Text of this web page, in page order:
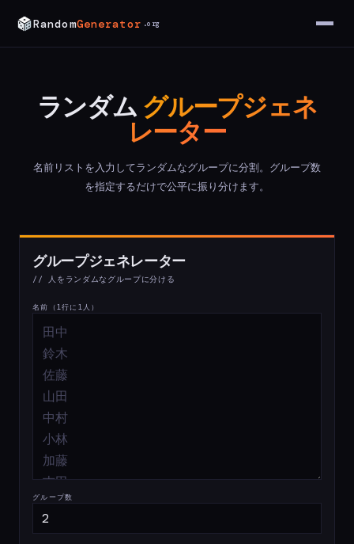
RandomGenerator .org
ランダム グループジェネ
レーター
名前リストを入力してランダムなグループに分割。グループ数
を指定するだけで公平に振り分けます。
グループジェネレーター
// 人をランダムなグループに分ける
名前（1行に1人）
グループ数